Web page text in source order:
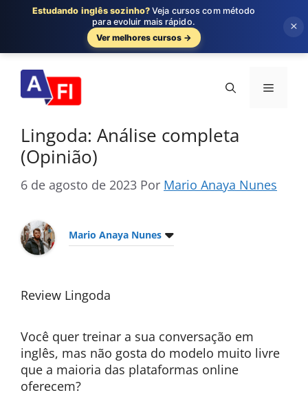
para
conteúdo
Menu
Lingoda: Análise completa
(Opinião)
6 de agosto de 2023 Por Mario Anaya Nunes
Mario Anaya Nunes
Review Lingoda
Você quer treinar a sua conversação em
inglês, mas não gosta do modelo muito livre
que a maioria das plataformas online
oferecem?
Estudando inglês sozinho? Veja cursos com método
para evoluir mais rápido.
Ver melhores cursos →
×